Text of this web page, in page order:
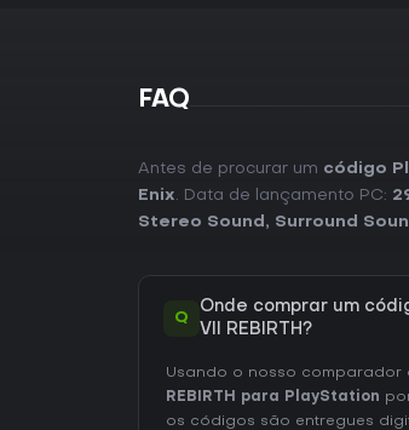
FAQ
Antes de procurar um código
Enix. Data de lançamento PC:
Stereo Sound , Surround
Q
Onde comprar um
VII REBIRTH?
Usando o nosso
REBIRTH para PlayStation
os códigos são entregues